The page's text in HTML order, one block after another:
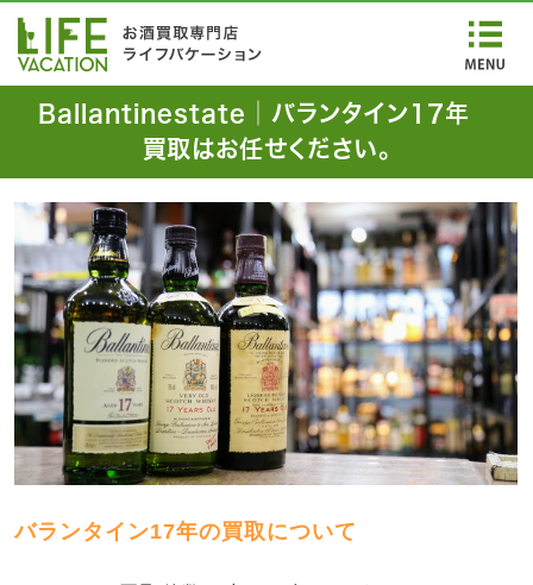
Ballantinestate│バランタイン17年
買取はお任せください。
バランタイン17年の買取について